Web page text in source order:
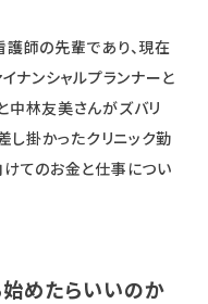
師の先輩であり、現在
ナンシャルプランナーと
中林友美さんがズバリ
し掛かったクリニック勤
てのお金と仕事につい
始めたらいいのか